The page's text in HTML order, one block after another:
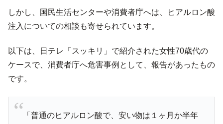
しかし、国民生活センターや消費者庁へは、ヒアルロン酸
注入についての相談も寄せられています。
以下は、日テレ「スッキリ」で紹介された女性70歳代の
ケースで、消費者庁へ危害事例として、報告があったもの
です。
「普通のヒアルロン酸で、安い物は１ヶ月か半年